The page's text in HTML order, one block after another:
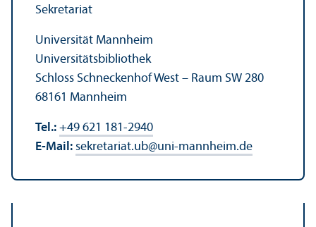
Sekretariat
Universität Mannheim
Universitäts­bibliothek
Schloss Schneckenhof West – Raum SW 280
68161 Mannheim
Tel.: +49 621 181-2940
E-Mail: sekretariat.ub@uni-mannheim.de